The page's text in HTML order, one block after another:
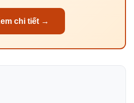
chi tiết →